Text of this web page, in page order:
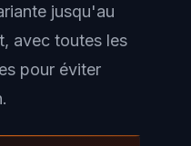
jusqu'au
avec toutes les
pour éviter